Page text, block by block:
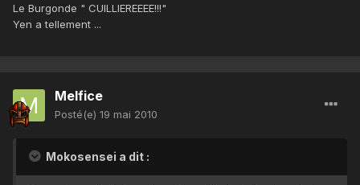
Le Burgonde " CUILLIEREEEE!!!"
Yen a tellement ...
Melfice
Posté(e) 19 mai 2010
Mokosensei a dit :